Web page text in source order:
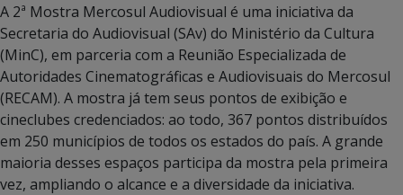
A 2ª Mostra Mercosul Audiovisual é uma iniciativa da
Secretaria do Audiovisual (SAv) do Ministério da Cultura
(MinC), em parceria com a Reunião Especializada de
Autoridades Cinematográficas e Audiovisuais do Mercosul
(RECAM). A mostra já tem seus pontos de exibição e
cineclubes credenciados: ao todo, 367 pontos distribuídos
em 250 municípios de todos os estados do país. A grande
maioria desses espaços participa da mostra pela primeira
vez, ampliando o alcance e a diversidade da iniciativa.